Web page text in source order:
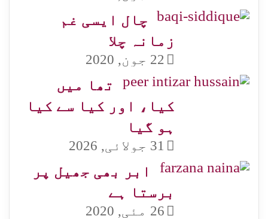
چال ایسی غم
زمانہ چلا
22 جون, 2020
تھا میں
کیا، اور کیا سے کیا
ہو گیا
31 جولائی, 2026
ابر بھی جھیل پر
برستا ہے
26 مئی, 2020